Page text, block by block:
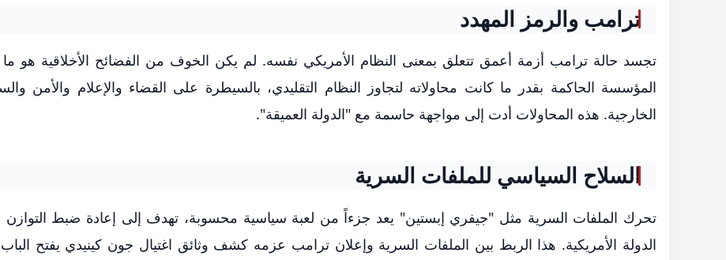
ترامب والرمز المهدد
تجسد حالة ترامب أزمة أعمق تتعلق بمعنى النظام الأمريكي نفسه. لم يكن الخوف من الفضائح الأخلاقية هو ما
المؤسسة الحاكمة بقدر ما كانت محاولاته لتجاوز النظام التقليدي، بالسيطرة على القضاء والإعلام والأمن
الخارجية. هذه المحاولات أدت إلى مواجهة حاسمة مع "الدولة العميقة".
السلاح السياسي للملفات السرية
تحرك الملفات السرية مثل "جيفري إبستين" يعد جزءاً من لعبة سياسية محسوبة، تهدف إلى إعادة ضبط التوازن
الدولة الأمريكية. هذا الربط بين الملفات السرية وإعلان ترامب عزمه كشف وثائق اغتيال جون كينيدي يفتح